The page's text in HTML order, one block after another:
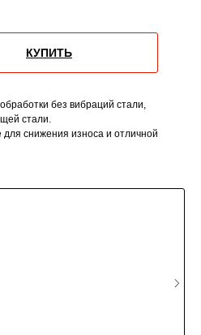
КУПИТЬ
без вибраций стали,
стали.
снижения износа и отличной